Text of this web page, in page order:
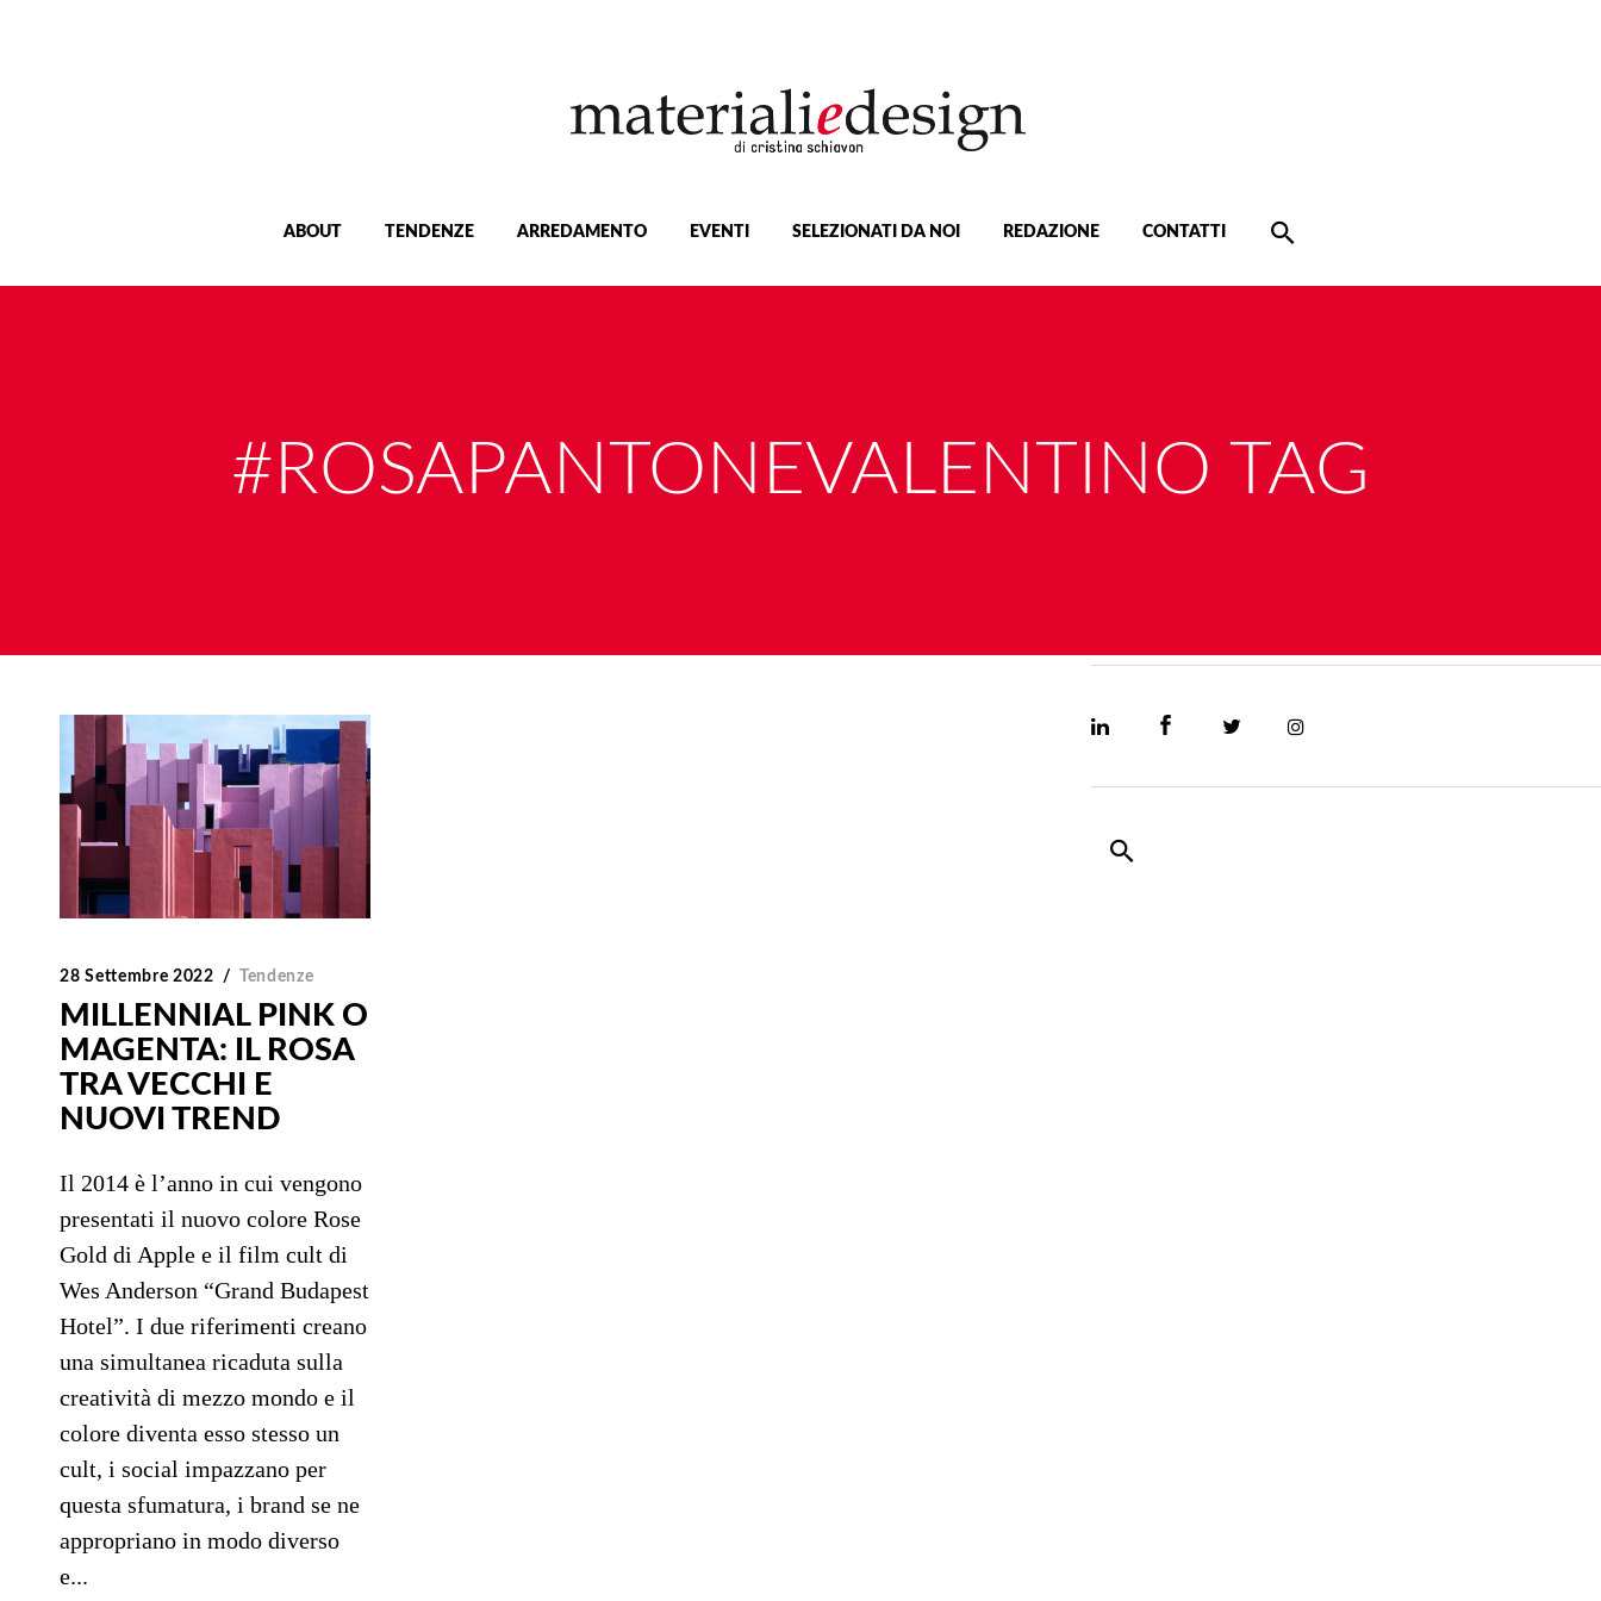
ABOUT TENDENZE ARREDAMENTO EVENTI SELEZIONATI DA NOI REDAZIONE CONTATTI
#ROSAPANTONEVALENTINO TAG
28 Settembre 2022 Tendenze
MILLENNIAL PINK O
MAGENTA: IL ROSA
TRA VECCHI E
NUOVI TREND
Il 2014 è l’anno in cui vengono
presentati il nuovo colore Rose
Gold di Apple e il film cult di
Wes Anderson “Grand Budapest
Hotel”. I due riferimenti creano
una simultanea ricaduta sulla
creatività di mezzo mondo e il
colore diventa esso stesso un
cult, i social impazzano per
questa sfumatura, i brand se ne
appropriano in modo diverso
e...